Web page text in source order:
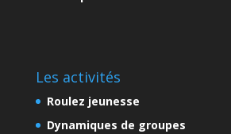
Les activités
Roulez jeunesse
Dynamiques de groupes